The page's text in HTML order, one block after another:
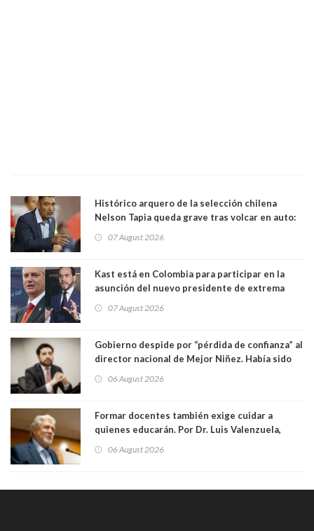
Histórico arquero de la selección chilena
Nelson Tapia queda grave tras volcar en auto:
07 August 2026
Kast está en Colombia para participar en la
asunción del nuevo presidente de extrema
07 August 2026
Gobierno despide por “pérdida de confianza” al
director nacional de Mejor Niñez. Había sido
06 August 2026
Formar docentes también exige cuidar a
quienes educarán. Por Dr. Luis Valenzuela,
Académicos U. Católica Silva Henríquez
06 August 2026